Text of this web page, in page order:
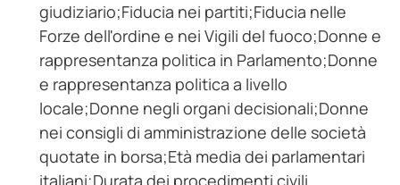
giudiziario;Fiducia nei partiti;Fiducia nelle
Forze dell'ordine e nei Vigili del fuoco;Donne e
rappresentanza politica in Parlamento;Donne
e rappresentanza politica a livello
locale;Donne negli organi decisionali;Donne
nei consigli di amministrazione delle società
quotate in borsa;Età media dei parlamentari
italiani;Durata dei procedimenti civili.